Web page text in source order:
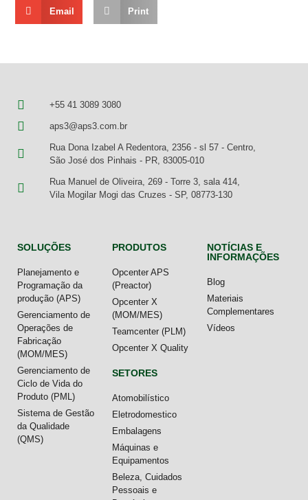
Email Print
+55 41 3089 3080
aps3@aps3.com.br
Rua Dona Izabel A Redentora, 2356 - sl 57 - Centro,
São José dos Pinhais - PR, 83005-010
Rua Manuel de Oliveira, 269 - Torre 3, sala 414,
Vila Mogilar Mogi das Cruzes - SP, 08773-130
SOLUÇÕES
Planejamento e
Programação da
produção (APS)
Gerenciamento de
Operações de
Fabricação
(MOM/MES)
Gerenciamento de
Ciclo de Vida do
Produto (PML)
Sistema de Gestão
da Qualidade
(QMS)
PRODUTOS
Opcenter APS
(Preactor)
Opcenter X
(MOM/MES)
Teamcenter (PLM)
Opcenter X Quality
SETORES
Atomobilístico
Eletrodomestico
Embalagens
Máquinas e
Equipamentos
Beleza, Cuidados
Pessoais e
NOTÍCIAS E
INFORMAÇÕES
Blog
Materiais
Complementares
Vídeos